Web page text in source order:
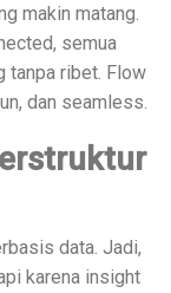
makin matang.
semua
tanpa ribet. Flow
dan seamless.
data. Jadi,
karena insight